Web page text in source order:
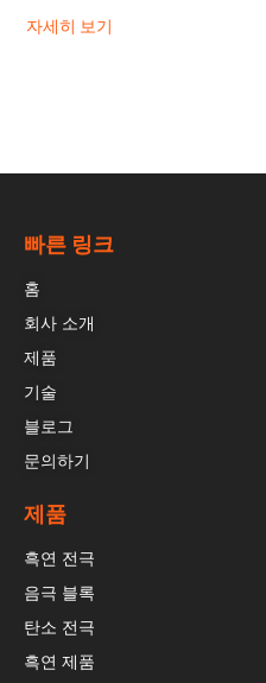
자세히 보기
빠른 링크
홈
회사 소개
제품
기술
블로그
문의하기
제품
흑연 전극
음극 블록
탄소 전극
흑연 제품